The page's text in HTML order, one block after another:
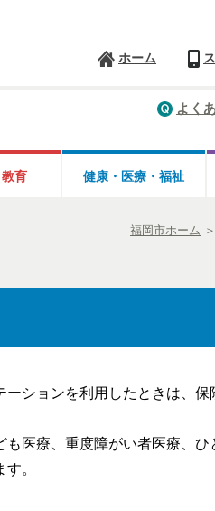
ホーム
よく
育 健康・医療・ 福祉
福岡市ホーム ＞
ーションを利用したときは、
も医療、重度障がい者医療、
。